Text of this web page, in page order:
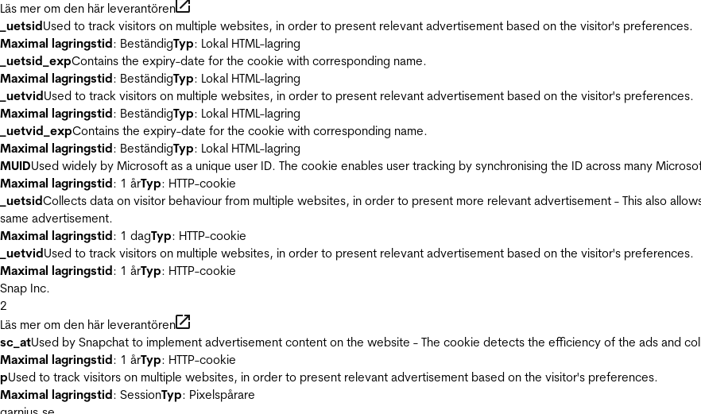
Läs mer om den här leverantören
_uetsidUsed to track visitors on multiple websites, in order to present relevant advertisement based on the visitor's preferences.
Maximal lagringstid: BeständigTyp: Lokal HTML-lagring
_uetsid_expContains the expiry-date for the cookie with corresponding name.
Maximal lagringstid: BeständigTyp: Lokal HTML-lagring
_uetvidUsed to track visitors on multiple websites, in order to present relevant advertisement based on the visitor's preferences.
Maximal lagringstid: BeständigTyp: Lokal HTML-lagring
_uetvid_expContains the expiry-date for the cookie with corresponding name.
Maximal lagringstid: BeständigTyp: Lokal HTML-lagring
MUIDUsed widely by Microsoft as a unique user ID. The cookie enables user tracking by synchronising the ID across many
Maximal lagringstid: 1 årTyp: HTTP-cookie
_uetsidCollects data on visitor behaviour from multiple websites, in order to present more relevant advertisement - This also
same advertisement.
Maximal lagringstid: 1 dagTyp: HTTP-cookie
_uetvidUsed to track visitors on multiple websites, in order to present relevant advertisement based on the visitor's preferences.
Maximal lagringstid: 1 årTyp: HTTP-cookie
Snap Inc.
2
Läs mer om den här leverantören
sc_atUsed by Snapchat to implement advertisement content on the website - The cookie detects the efficiency of the ads and
Maximal lagringstid: 1 årTyp: HTTP-cookie
pUsed to track visitors on multiple websites, in order to present relevant advertisement based on the visitor's preferences.
Maximal lagringstid: SessionTyp: Pixelspårare